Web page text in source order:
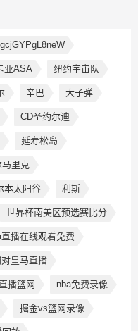
亚ASA 纽约宇宙队
辛巴 大子弹
CD圣约尔迪
延寿松岛
马里克
本太阳谷 利斯
世界杯南美区预选赛比分
播在线观看免费
皇马直播
播篮网 nba免费录像
掘金vs篮网录像